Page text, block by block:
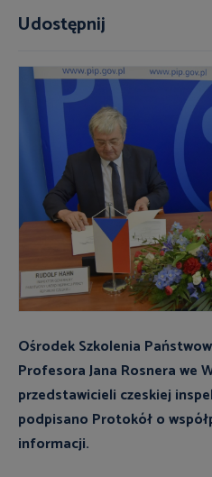
Ośrodek Szkolenia
Profesora Jana Rosnera we
przedstawicieli czeskiej
podpisano Protokół o
informacji.
Udostępnij